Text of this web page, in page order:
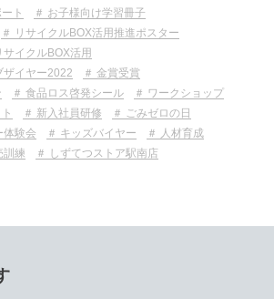
ト
お子様向け学習冊子
リサイクルBOX活用推進ポスター
サイクルBOX活用
ザイヤー2022
金賞受賞
食品ロス啓発シール
ワークショップ
新入社員研修
ごみゼロの日
体験会 キッズバイヤー
人材育成
訓練
しずてつストア駅南店